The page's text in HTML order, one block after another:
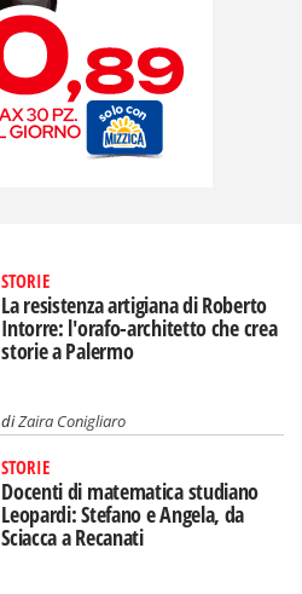
STORIE
La resistenza artigiana di Roberto
Intorre: l'orafo-architetto che crea
storie a Palermo
diZaira Conigliaro
STORIE
Docenti di matematica studiano
Leopardi: Stefano e Angela, da
Sciacca a Recanati